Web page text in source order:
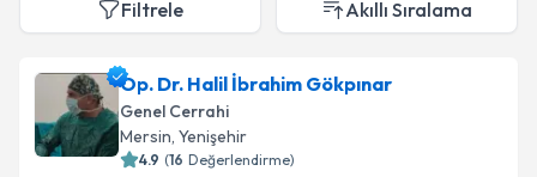
Filtrele Akıllı Sıralama
Op. Dr. Halil İbrahim Gökpınar
Genel Cerrahi
Mersin, Yenişehir
4.9 (16 Değerlendirme)